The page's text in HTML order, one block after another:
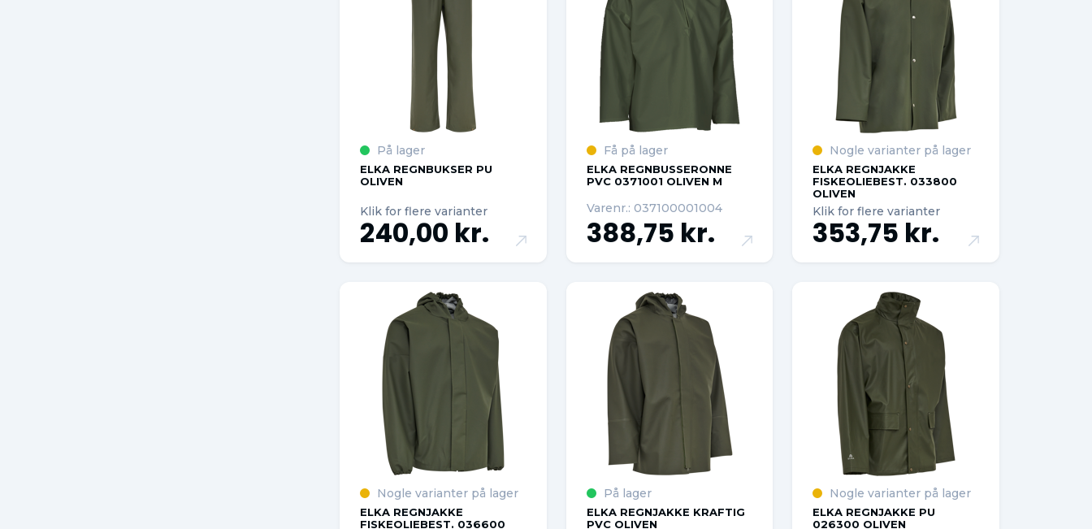
På lager
ELKA REGNBUKSER PU
OLIVEN
Klik for flere varianter
240,00 kr.
Få på lager
ELKA REGNBUSSERONNE
PVC 0371001 OLIVEN M
Varenr.: 037100001004
388,75 kr.
Nogle varianter på lager
ELKA REGNJAKKE
FISKEOLIEBEST. 033800
OLIVEN
Klik for flere varianter
353,75 kr.
Nogle varianter på lager
ELKA REGNJAKKE
FISKEOLIEBEST. 036600
På lager
ELKA REGNJAKKE KRAFTIG
PVC OLIVEN
Nogle varianter på lager
ELKA REGNJAKKE PU
026300 OLIVEN